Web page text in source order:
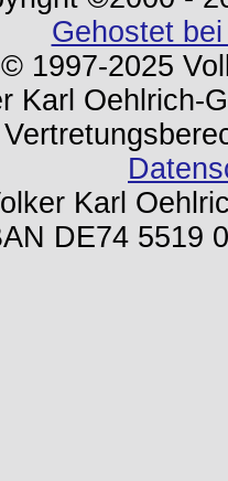
Gehostet
1997-2025
Karl Oehlrich-
Karl
DE74 5519